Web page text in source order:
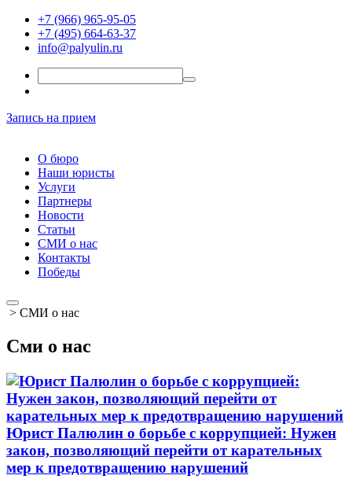
+7 (966) 965-95-05
+7 (495) 664-63-37
info@palyulin.ru
Запись на прием
О бюро
Наши юристы
Услуги
Партнеры
Новости
Статьи
СМИ о нас
Контакты
Победы
> СМИ о нас
Сми о нас
Юрист Палюлин о борьбе с коррупцией: Нужен
закон, позволяющий перейти от карательных
мер к предотвращению нарушений